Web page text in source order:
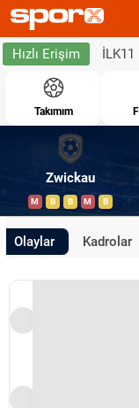
Hızlı Erişim İLK11
Takımım
Zwickau
M B B M B
Olaylar Kadrolar